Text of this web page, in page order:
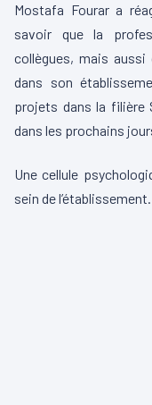
Mostafa Fourar a
savoir que la
collègues, mais
dans son
projets dans la filière
dans les prochains
Une cellule
sein de l’établissement.